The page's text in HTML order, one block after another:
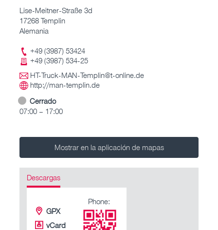
Lise-Meitner-Straße 3d
17268 Templin
Alemania
+49 (3987) 53424
+49 (3987) 534-25
HT-Truck-MAN-Templin@t-online.de
http://man-templin.de
Cerrado
07:00 – 17:00
Mostrar en la aplicación de mapas
Descargas
GPX
vCard
Phone: